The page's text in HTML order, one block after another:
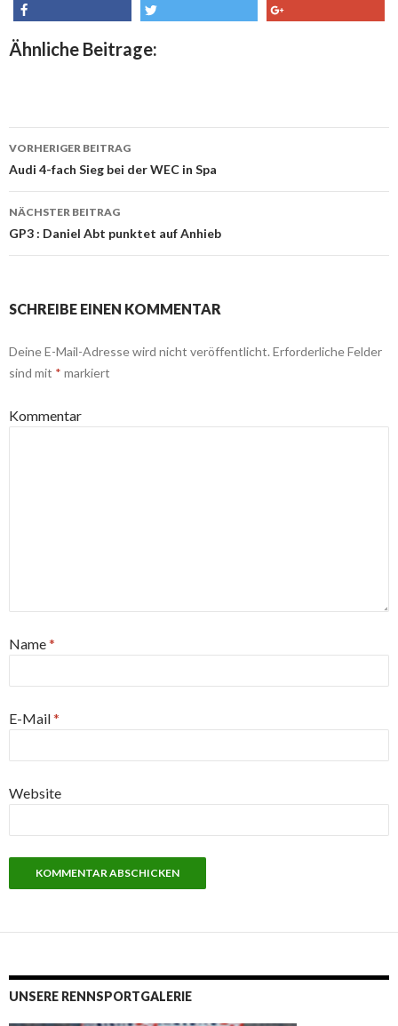
share
Ähnliche Beitrage:
Beitrags-
Navigation
VORHERIGER BEITRAG
Audi 4-fach Sieg bei der WEC in Spa
NÄCHSTER BEITRAG
GP3 : Daniel Abt punktet auf Anhieb
SCHREIBE EINEN KOMMENTAR
Deine E-Mail-Adresse wird nicht veröffentlicht. Erforderliche Felder
sind mit * markiert
Kommentar
Name*
E-Mail*
Website
UNSERE RENNSPORTGALERIE